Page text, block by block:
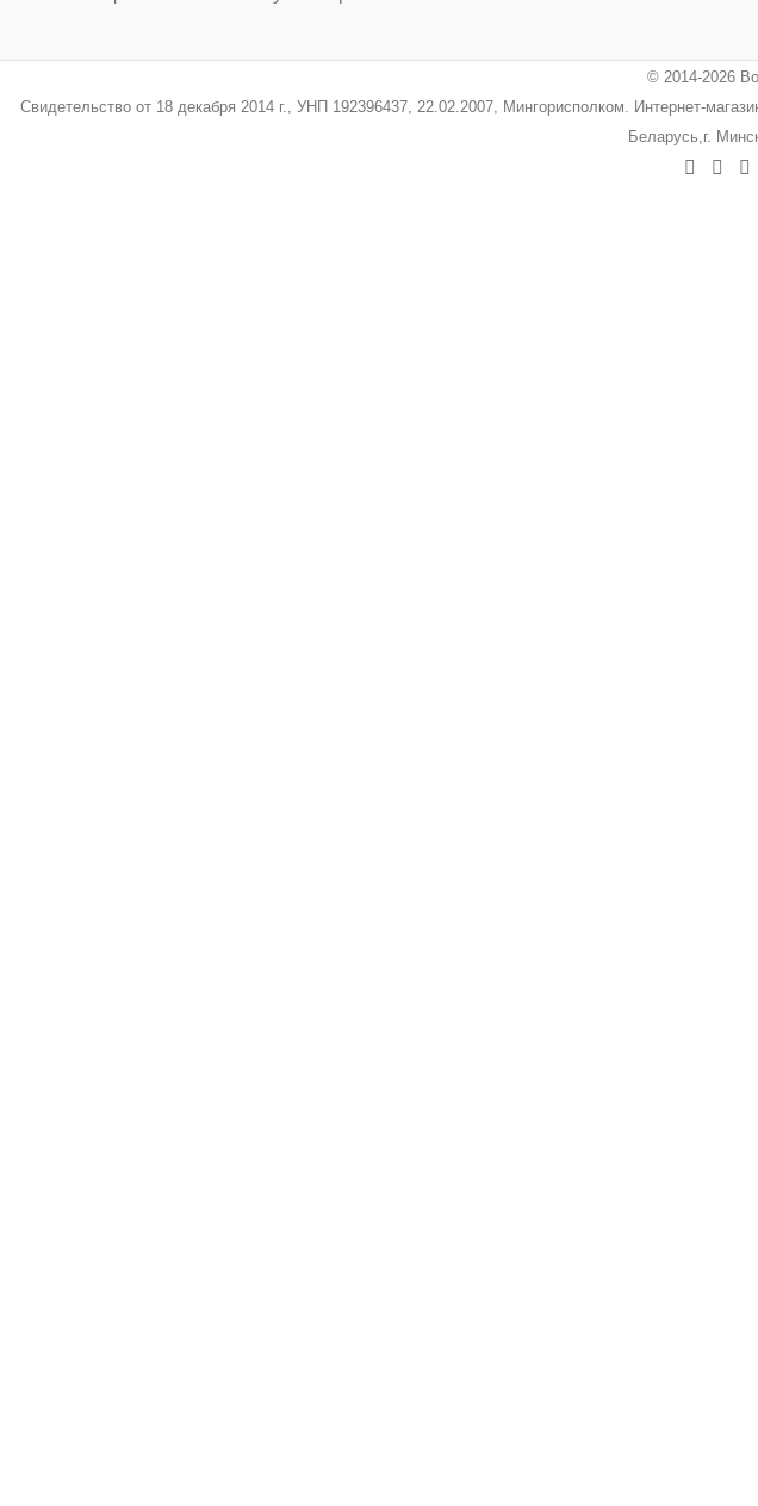
© 2014-2026
Свидетельство от 18 декабря 2014 г., УНП 192396437, 22.02.2007, Мингорисполком. Интернет-
Беларусь,г.